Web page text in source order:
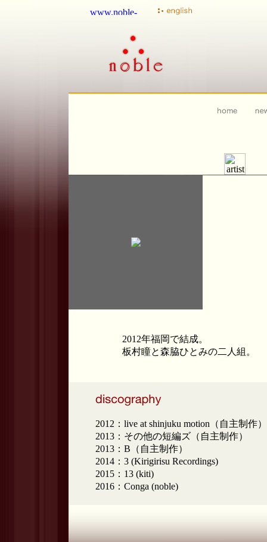
2012年福岡で結成。
板村瞳と森脇ひとみの二人組。
2012：live at shinjuku motion（自主制作）
2013：その他の短編ズ（自主制作）
2013：B（自主制作）
2014：3 (Kirigirisu Recordings)
2015：13 (kiti)
2016：Conga (noble)